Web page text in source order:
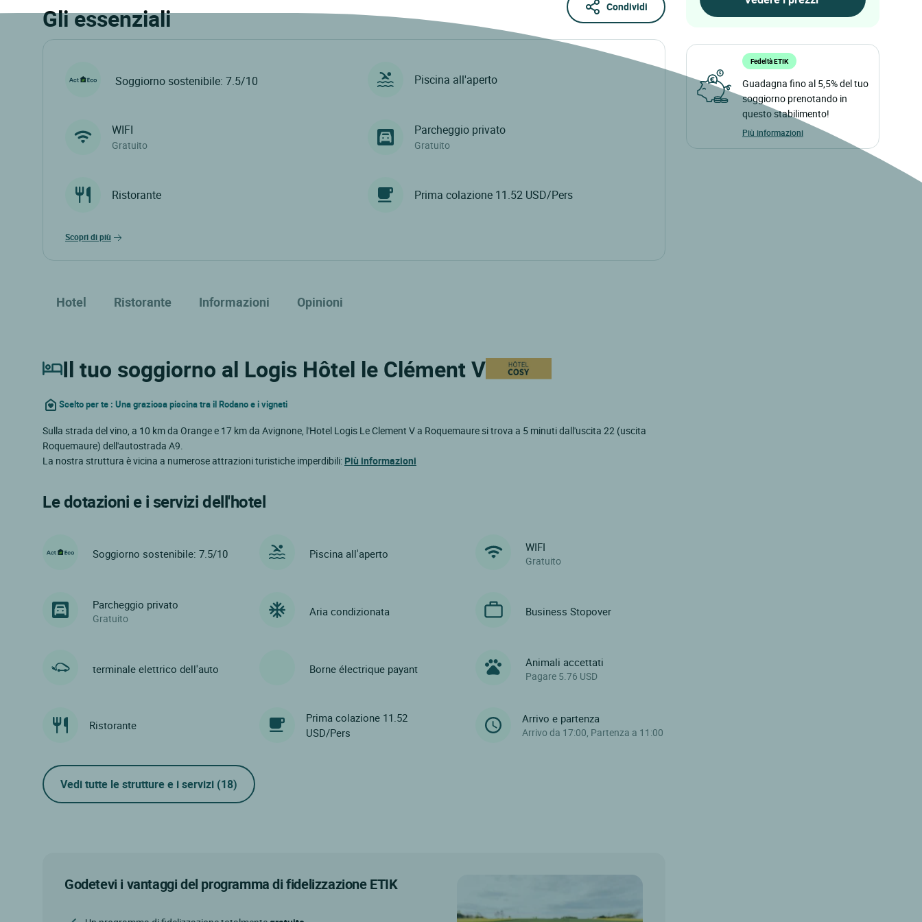
Condividi
Gli essenziali
Soggiorno sostenibile: 7.5/10 Piscina all'aperto
WIFI
Gratuito
Parcheggio privato
Gratuito
Ristorante Prima colazione 11.52 USD/Pers
scopri di più
Hotel Ristorante Informazioni Opinioni
Il tuo soggiorno al Logis Hôtel le Clément V
Scelto per te : Una graziosa piscina tra il Rodano e i vigneti
Sulla strada del vino, a 10 km da Orange e 17 km da Avignone, l'Hotel Logis Le Clement V a Roquemaure si trova a 5 minuti dall'uscita 22 (uscita
Roquemaure) dell'autostrada A9.
La nostra struttura è vicina a numerose attrazioni turistiche imperdibili: Più informazioni
Le dotazioni e i servizi dell'hotel
Soggiorno sostenibile: 7.5/10 Piscina all'aperto WIFI
Gratuito
Parcheggio privato
Gratuito
Aria condizionata Business Stopover
terminale elettrico dell'auto Borne électrique payant Animali accettati
Pagare 5.76 USD
Ristorante
Prima colazione 11.52
USD/Pers
Arrivo e partenza
Arrivo da 17:00, Partenza a 11:00
Vedi tutte le strutture e i servizi (18)
Godetevi i vantaggi del programma di fidelizzazione ETIK
Fedeltà ETIK
Guadagna fino al 5,5% del tuo
soggiorno prenotando in
questo stabilimento!
Più informazioni